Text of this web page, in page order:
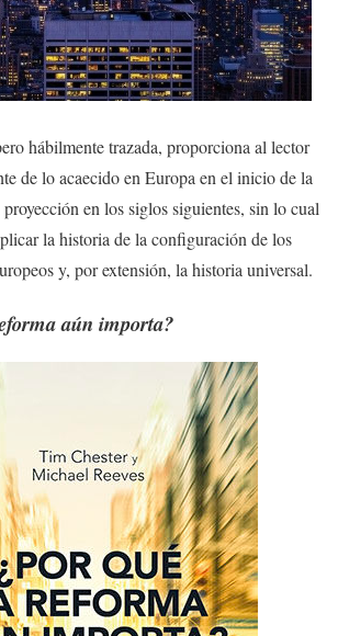
hábilmente trazada, proporciona al lector
de lo acaecido en Europa en el inicio de la
en los siglos siguientes, sin lo cual
la historia de la configuración de los
y, por extensión, la historia universal.
aún importa?